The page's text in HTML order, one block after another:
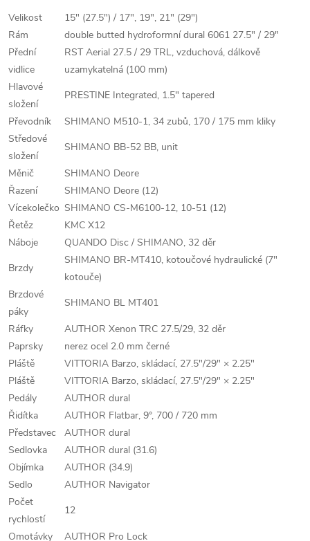
Velikost
15" (27.5") / 17", 19", 21" (29")
Rám
double butted hydroformní dural 6061 27.5" / 29"
Přední
vidlice
RST Aerial 27.5 / 29 TRL, vzduchová, dálkově
uzamykatelná (100 mm)
Hlavové
složení
PRESTINE Integrated, 1.5" tapered
Převodník
SHIMANO M510-1, 34 zubů, 170 / 175 mm kliky
Středové
složení
SHIMANO BB-52 BB, unit
Měnič
SHIMANO Deore
Řazení
SHIMANO Deore (12)
Vícekolečko SHIMANO CS-M6100-12, 10-51 (12)
Řetěz
KMC X12
Náboje
QUANDO Disc / SHIMANO, 32 děr
Brzdy
SHIMANO BR-MT410, kotoučové hydraulické (7"
kotouče)
Brzdové
páky
SHIMANO BL MT401
Ráfky
AUTHOR Xenon TRC 27.5/29, 32 děr
Paprsky
nerez ocel 2.0 mm černé
Pláště
VITTORIA Barzo, skládací, 27.5"/29" × 2.25"
Pláště
VITTORIA Barzo, skládací, 27.5"/29" × 2.25"
Pedály
AUTHOR dural
Řidítka
AUTHOR Flatbar, 9°, 700 / 720 mm
Představec
AUTHOR dural
Sedlovka
AUTHOR dural (31.6)
Objímka
AUTHOR (34.9)
Sedlo
AUTHOR Navigator
Počet
rychlostí
12
Omotávky
AUTHOR Pro Lock